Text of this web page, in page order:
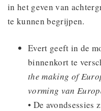
in het geven van
te kunnen begrijpen.
Evert geeft in de
binnenkort te
the making of
vorming van
• De avondsessies